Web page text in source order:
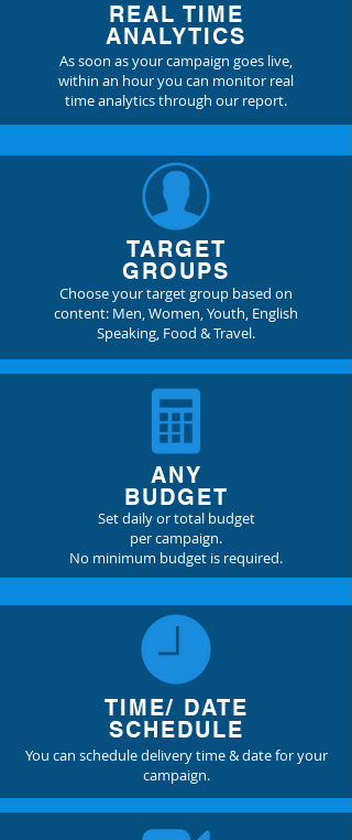
REAL TIME
ANALYTICS
As soon as your campaign goes live,
within an hour you can monitor real
time analytics through our report.
TARGET
GROUPS
Choose your target group based on
content: Men, Women, Youth, English
Speaking, Food & Travel.
ANY
BUDGET
Set daily or total budget
per campaign.
No minimum budget is required.
TIME/ DATE
SCHEDULE
You can schedule delivery time &date for your
campaign.